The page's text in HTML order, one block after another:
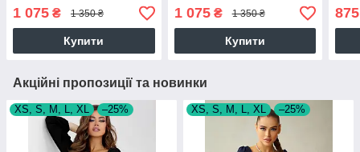
1 075 ₴ 1 350 ₴
Купити
1 075₴ 1 350 ₴
Купити
875
Акційні пропозиції та новинки
XS, S, M, L, XL –25% XS, S, M, L, XL –25%